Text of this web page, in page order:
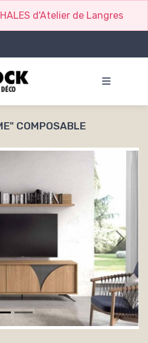
d'Atelier de Langres
COMPOSABLE